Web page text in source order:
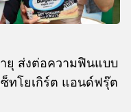
ยุ ส่งต่อความฟินแบบ
ซ็ทโยเกิร์ต แอนด์ฟรุ๊ต